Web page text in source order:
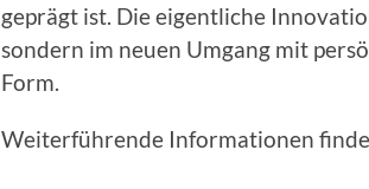
geprägt ist. Die eigentliche
sondern im neuen Umgang mit
Form.
Weiterführende Informationen